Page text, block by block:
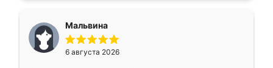
меньше, здесь же он более разнообразный.
Мне нравится ,если что-то потребуется из
мебели буду заказывать только здесь.
Мальвина
6 августа 2026